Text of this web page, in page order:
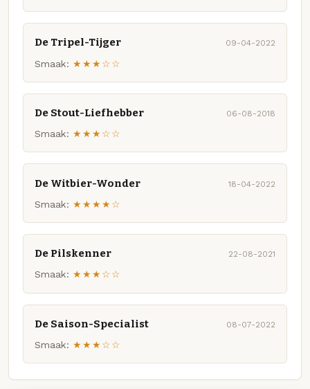
De Tripel-Tijger 09-04-2022
Smaak: ★★★☆☆
De Stout-Liefhebber 06-08-2018
Smaak: ★★★☆☆
De Witbier-Wonder 18-04-2022
Smaak: ★★★★☆
De Pilskenner 22-08-2021
Smaak: ★★★☆☆
De Saison-Specialist 08-07-2022
Smaak: ★★★☆☆